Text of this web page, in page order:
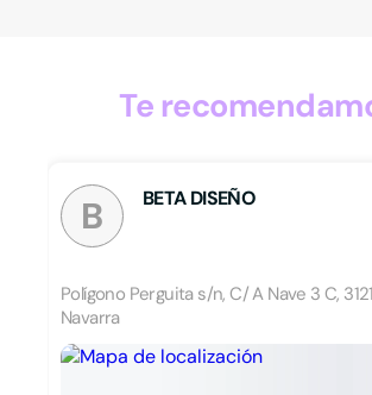
Te
B BETA DISEÑO
Polígono Perguita s/n, C/ A Nave 3 C,
Navarra